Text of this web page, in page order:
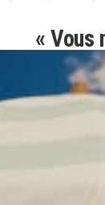
« Vous
donc
Les